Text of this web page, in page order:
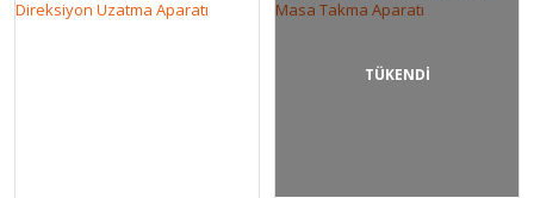
TÜKENDİ